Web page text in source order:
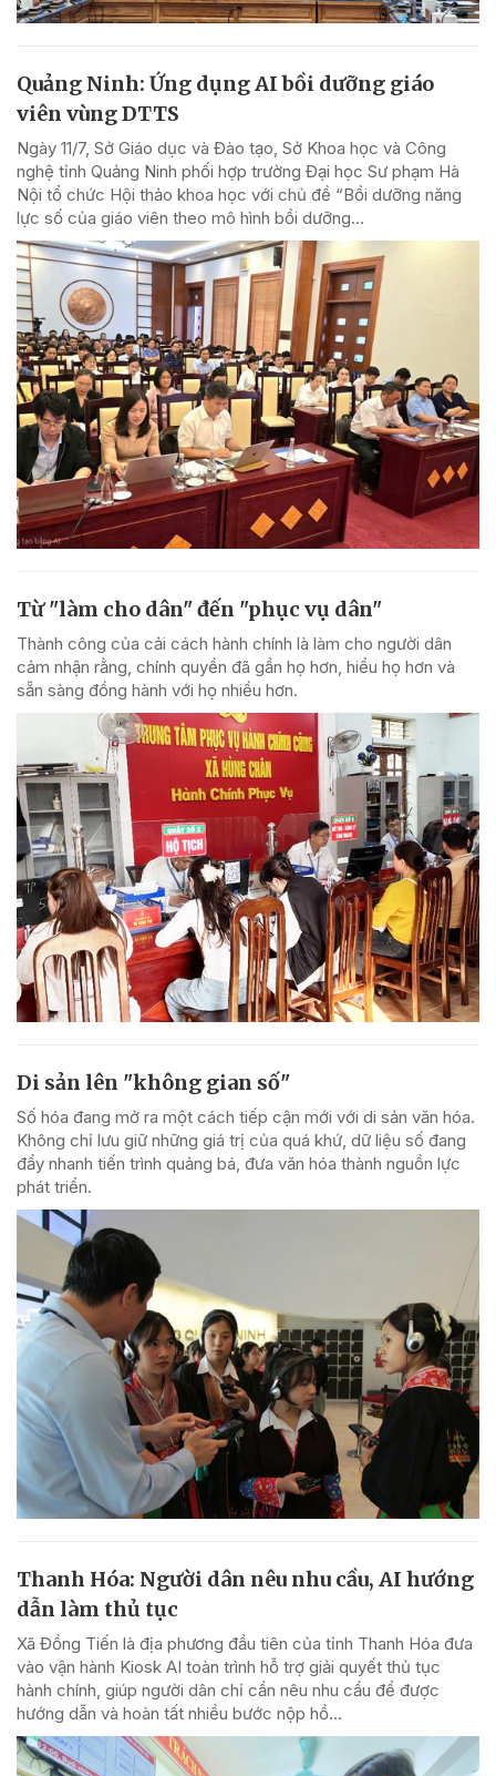
Quảng Ninh: Ứng dụng AI bồi dưỡng giáo
viên vùng DTTS
Ngày 11/7, Sở Giáo dục và Đào tạo, Sở Khoa học và Công
nghệ tỉnh Quảng Ninh phối hợp trường Đại học Sư phạm Hà
Nội tổ chức Hội thảo khoa học với chủ đề “Bồi dưỡng năng
lực số của giáo viên theo mô hình bồi dưỡng...
Từ "làm cho dân" đến "phục vụ dân"
Thành công của cải cách hành chính là làm cho người dân
cảm nhận rằng, chính quyền đã gần họ hơn, hiểu họ hơn và
sẵn sàng đồng hành với họ nhiều hơn.
Di sản lên "không gian số"
Số hóa đang mở ra một cách tiếp cận mới với di sản văn hóa.
Không chỉ lưu giữ những giá trị của quá khứ, dữ liệu số đang
đẩy nhanh tiến trình quảng bá, đưa văn hóa thành nguồn lực
phát triển.
Thanh Hóa: Người dân nêu nhu cầu, AI hướng
dẫn làm thủ tục
Xã Đồng Tiến là địa phương đầu tiên của tỉnh Thanh Hóa đưa
vào vận hành Kiosk AI toàn trình hỗ trợ giải quyết thủ tục
hành chính, giúp người dân chỉ cần nêu nhu cầu để được
hướng dẫn và hoàn tất nhiều bước nộp hồ...